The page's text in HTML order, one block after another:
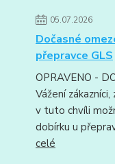
05.07.2026
Dočasné
přepravce GLS
OPRAVENO -
Vážení
v tuto chvíli
dobírku u
celé